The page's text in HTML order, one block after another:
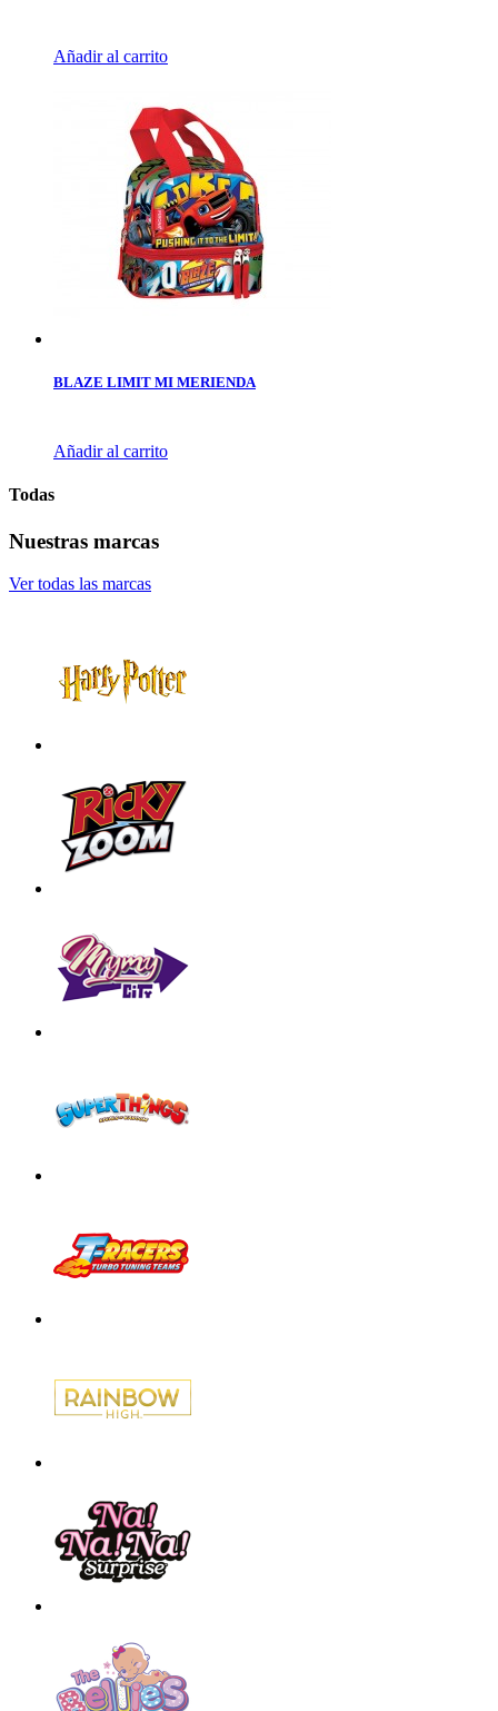
Añadir al carrito
BLAZE LIMIT MI MERIENDA
Añadir al carrito
Todas
Nuestras marcas
Ver todas las marcas